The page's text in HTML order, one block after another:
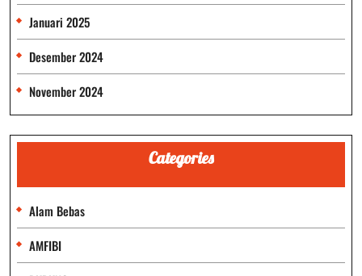
Januari 2025
Desember 2024
November 2024
Categories
Alam Bebas
AMFIBI